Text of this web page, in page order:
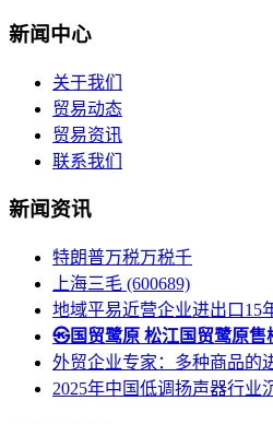
新闻中心
关于我们
贸易动态
贸易资讯
联系我们
新闻资讯
特朗普万税万税千
上海三毛 (600689)
地域平易近营企业进出口15
㉿国贸鹭原 松江国贸鹭原售
外贸企业专家：多种商品的
2025年中国低调扬声器行业